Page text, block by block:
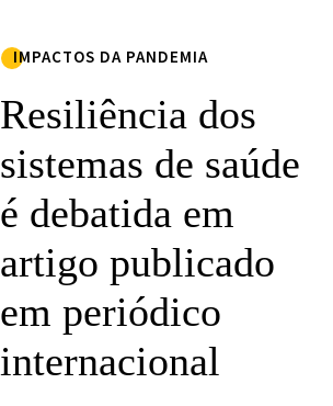
IMPACTOS DA PANDEMIA
Resiliência dos
sistemas de saúde
é debatida em
artigo publicado
em periódico
internacional
A
after COVID-19?
estudo foi
acadêmica e
assinado por
de Saúde
Fundação
O objetivo da